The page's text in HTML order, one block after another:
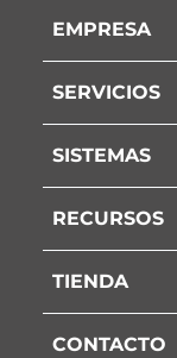
EMPRESA
SERVICIOS
SISTEMAS
RECURSOS
TIENDA
CONTACTO